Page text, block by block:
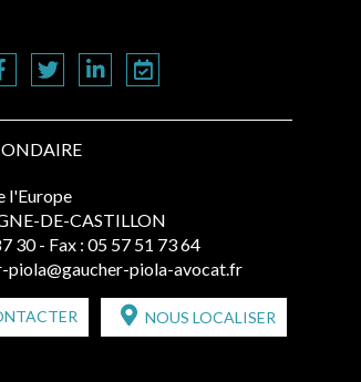
l'Europe
DE-CASTILLON
30 - Fax : 05 57 51 73 64
piola@gaucher-piola-avocat.fr
NOUS LOCALISER